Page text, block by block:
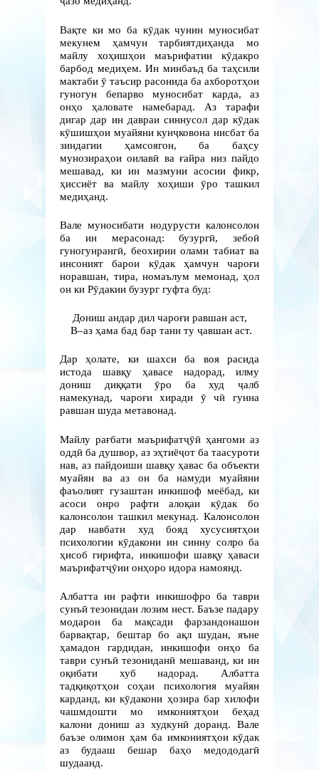
Вақте ки мо ба кӯдак чунин муносибат
мекунем ҳамчун тарбиятдиҳанда мо
майлу хоҳишҳои маърифатии кӯдакро
барбод медиҳем. Ин минбаъд ба таҳсили
мактаби ӯ таъсир расонида ба ахборотҳои
гуногун бепарво муносибат карда, аз
онҳо ҳаловате намебарад. Аз тарафи
дигар дар ин давраи синнусол дар кӯдак
кӯшишҳои муайяни кунҷковона нисбат ба
зиндагии ҳамсоягон, ба баҳсу
мунозираҳои оилавӣ ва ғайра низ пайдо
мешавад, ки ин мазмуни асосии фикр,
ҳиссиёт ва майлу хоҳиши ӯро ташкил
медиҳанд.
Вале муносибати нодурусти калонсолон
ба ин мерасонад: бузургӣ, зебоӣ
гуногунрангӣ, беохирии олами табиат ва
инсоният барои кӯдак ҳамчун чароғи
норавшан, тира, номаълум мемонад, ҳол
он ки Рӯдакии бузург гуфта буд:
Дониш андар дил чароғи равшан аст,
В–аз ҳама бад бар тани ту ҷавшан аст.
Дар ҳолате, ки шахси ба воя расида
истода шавқу ҳавасе надорад, илму
дониш диққати ӯро ба худ ҷалб
намекунад, чароғи хиради ӯ чӣ гунна
равшан шуда метавонад.
Майлу рағбати маърифатҷӯӣ ҳангоми аз
оддӣ ба душвор, аз эҳтиёҷот ба таасуроти
нав, аз пайдоиши шавқу ҳавас ба объекти
муайян ва аз он ба намуди муайяни
фаъолият гузаштан инкишоф меёбад, ки
асоси онро рафти алоқаи кӯдак бо
калонсолон ташкил мекунад. Калонсолон
дар навбати худ бояд хусусиятҳои
психологии кӯдакони ин синну солро ба
ҳисоб гирифта, инкишофи шавқу ҳаваси
маърифатҷӯии онҳоро идора намоянд.
Албатта ин рафти инкишофро ба таври
сунъӣ тезонидан лозим нест. Баъзе падару
модарон ба мақсади фарзандонашон
барвақтар, бештар бо ақл шудан, яъне
ҳамадон гардидан, инкишофи онҳо ба
таври сунъӣ тезониданӣ мешаванд, ки ин
оқибати хуб надорад. Албатта
тадқиқотҳои соҳаи психология муайян
карданд, ки кӯдакони ҳозира бар хилофи
чашмдошти мо имкониятҳои беҳад
калони дониш аз худкунӣ доранд. Вале
баъзе олимон ҳам ба имкониятҳои кӯдак
аз будааш бешар баҳо медододагӣ
шудаанд.